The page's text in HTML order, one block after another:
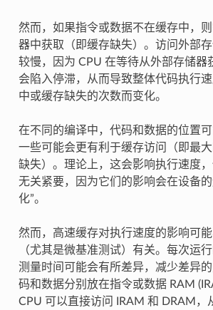
然而，如果指令或数据不在缓存中，
器中获取（即缓存缺失）。访问外部
较慢，因为 CPU 在等待从外部存储器
会陷入停滞，从而导致整体代码执行
中或缓存缺失的次数而变化。
在不同的编译中，代码和数据的位置可
一些可能会更有利于缓存访问（即最
缺失）。理论上，这会影响执行速度
无关紧要，因为它们的影响会在设备
化”。
然而，高速缓存对执行速度的影响可
（尤其是微基准测试）有关。每次运
测量时间可能会有所差异，减少差异
码和数据分别放在指令或数据 RAM
CPU 可以直接访问 IRAM 和 DRAM，